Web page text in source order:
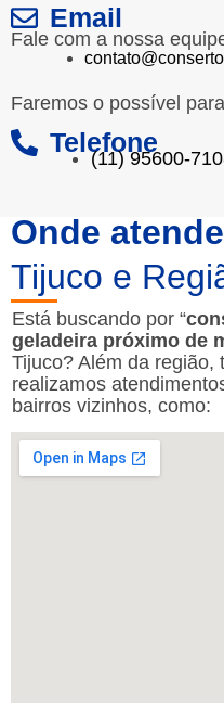
Email
Fale com a nossa
Faremos o possível
Telefone
(11) 95600-
Onde
Tijuco e
Está buscando por “
geladeira próximo de
Tijuco? Além da região,
realizamos
bairros vizinhos, como: